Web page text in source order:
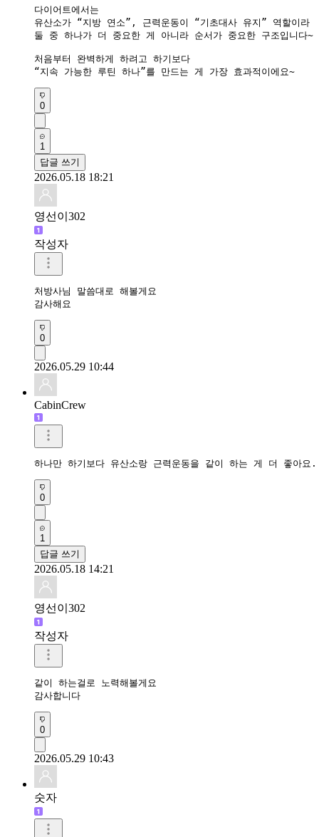
다이어트에서는
유산소가 “지방 연소”, 근력운동이 “기초대사 유지” 역할이라
둘 중 하나가 더 중요한 게 아니라 순서가 중요한 구조입니다~
처음부터 완벽하게 하려고 하기보다
“지속 가능한 루틴 하나”를 만드는 게 가장 효과적이에요~
0
1
답글 쓰기
2026.05.18 18:21
영선이302
작성자
처방사님 말씀대로 해볼게요
감사해요
0
2026.05.29 10:44
CabinCrew
하나만 하기보다 유산소랑 근력운동을 같이 하는 게 더 좋아요.
0
1
답글 쓰기
2026.05.18 14:21
영선이302
작성자
같이 하는걸로 노력해볼게요
감사합니다
0
2026.05.29 10:43
숫자